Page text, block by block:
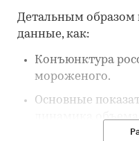
Детальным образом
данные, как:
Конъюнктура
мороженого.
Основные
динамика объема
производства,